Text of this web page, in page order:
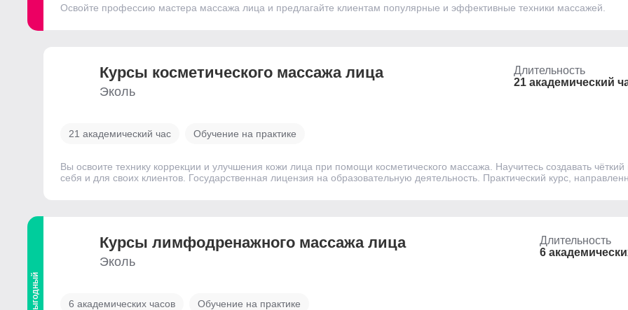
Освойте профессию мастера массажа лица и предлагайте клиентам популярные и эффективные техники массажей.
Курсы косметического массажа лица
Эколь
Длительность
21 академический
21 академический час Обучение на практике
Вы освоите технику коррекции и улучшения кожи лица при помощи косметического массажа. Научитесь создавать
себя и для своих клиентов. Государственная лицензия на образовательную деятельность. Практический курс,
Выгодный
Курсы лимфодренажного массажа лица
Эколь
Длительность
6
6 академических часов Обучение на практике